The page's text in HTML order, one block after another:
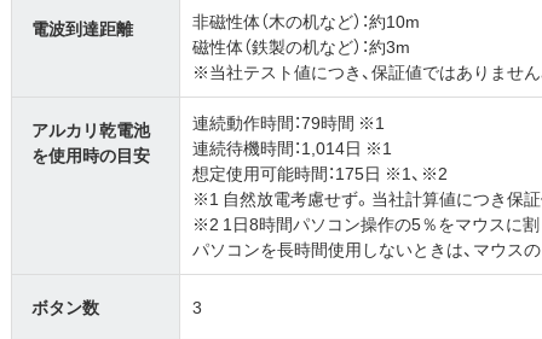
電波到達距離
非磁性体（木の机など）：約10m
磁性体（鉄製の机など）：約3m
※当社テスト値につき、保証値ではありません
アルカリ乾電池
を使用時の目安
連続動作時間：79時間 ※1
連続待機時間：1,014日 ※1
想定使用可能時間：175日 ※1、※2
※1 自然放電考慮せず。当社計算値につき保
※2 1日8時間パソコン操作の5％をマウスに
パソコンを長時間使用しないときは、マウス
ボタン数 3